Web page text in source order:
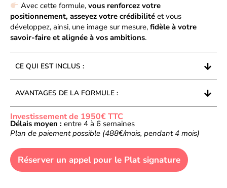
Avec cette formule,vous renforcez votre
positionnement, asseyez votre crédibilité et vous
développez, ainsi, une image sur mesure, fidèle à votre
savoir-faire et alignée à vos ambitions.
CE QUI EST INCLUS :
AVANTAGES DE LA FORMULE :
Investissement de 1950€ TTC
Délais moyen : entre 4 à 6 semaines
Plan de paiement possible (488€/mois, pendant 4 mois)
Réserver un appel pour le Plat signature